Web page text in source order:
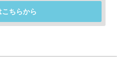
こちらから